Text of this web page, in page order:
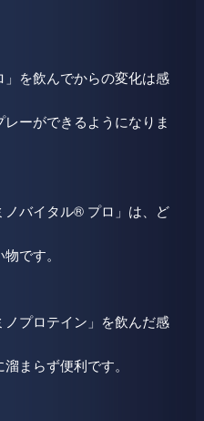
を飲んでからの変化は感
ーができるようになりま
バイタル® プロ」は、ど
です。
プロテイン」を飲んだ感
まらず便利です。